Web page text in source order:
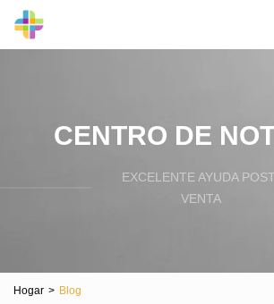
CENTRO DE
EXCELENTE AYUDA
VENTA
Hogar > Blog